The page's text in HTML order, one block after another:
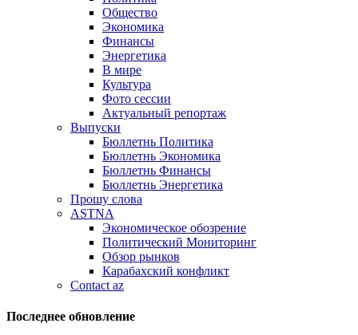
Общество
Экономика
Финансы
Энергетика
В мире
Культура
Фото сессии
Актуальный репортаж
Выпуски
Бюллетнь Политика
Бюллетнь Экономика
Бюллетнь Финансы
Бюллетнь Энергетика
Прошу слова
ASTNA
Экономическое обозрение
Политический Мониторинг
Обзор рынков
Карабахский конфликт
Contact az
Последнее обновление